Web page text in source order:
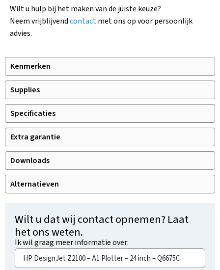
Kenmerken
Supplies
Specificaties
Extra garantie
Downloads
Alternatieven
Wilt u hulp bij het maken van de juiste keuze?
Neem vrijblijvendcontactmet ons op voor persoonlijk
advies.
Wilt u dat wij contact opnemen? Laat
het ons weten.
Ik wil graag meer informatie over: